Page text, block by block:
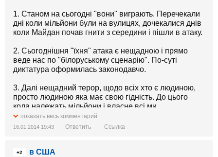
1. Станом на сьогодні "вони" виграють. Перечекали
дні коли мільйони були на вулицях, дочекалися днів
коли Майдан почав гнити з середини і пішли в атаку.
2. Сьогоднішня "їхня" атака є нещадною і прямо
веде нас по "білоруському сценарію". По-суті
диктатура оформилась законодавчо.
3. Далі нещадний терор, щодо всіх хто є людиною,
просто людиною яка має свою гідність. До цього
кола належать мільйони і власне всі ми...
4. Наші дії повинні бути простими як двері. Українціі,
на Майдан. Нас має бути мільйон, два, три...
показать весь комментарий
16.01.2014 19:43 Ответить Ссылка
+2
в США